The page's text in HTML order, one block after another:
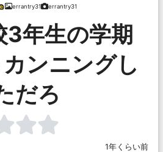
errantry31 errantry31
3年生の学期
ンニングし
だろ
1年くらい前